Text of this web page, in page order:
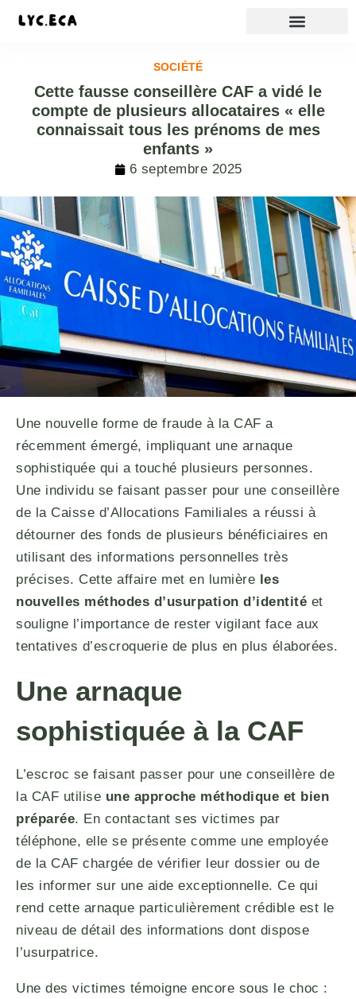
SOCIÉTÉ
Cette fausse conseillère CAF a vidé le
compte de plusieurs allocataires « elle
connaissait tous les prénoms de mes
enfants »
6 septembre 2025
Une nouvelle forme de fraude à la CAF a
récemment émergé, impliquant une arnaque
sophistiquée qui a touché plusieurs personnes.
Une individu se faisant passer pour une conseillère
de la Caisse d’Allocations Familiales a réussi à
détourner des fonds de plusieurs bénéficiaires en
utilisant des informations personnelles très
précises. Cette affaire met en lumière les
nouvelles méthodes d’usurpation d’identité et
souligne l’importance de rester vigilant face aux
tentatives d’escroquerie de plus en plus élaborées.
Une arnaque
sophistiquée à la CAF
L’escroc se faisant passer pour une conseillère de
la CAF utilise une approche méthodique et bien
préparée. En contactant ses victimes par
téléphone, elle se présente comme une employée
de la CAF chargée de vérifier leur dossier ou de
les informer sur une aide exceptionnelle. Ce qui
rend cette arnaque particulièrement crédible est le
niveau de détail des informations dont dispose
l’usurpatrice.
Une des victimes témoigne encore sous le choc :